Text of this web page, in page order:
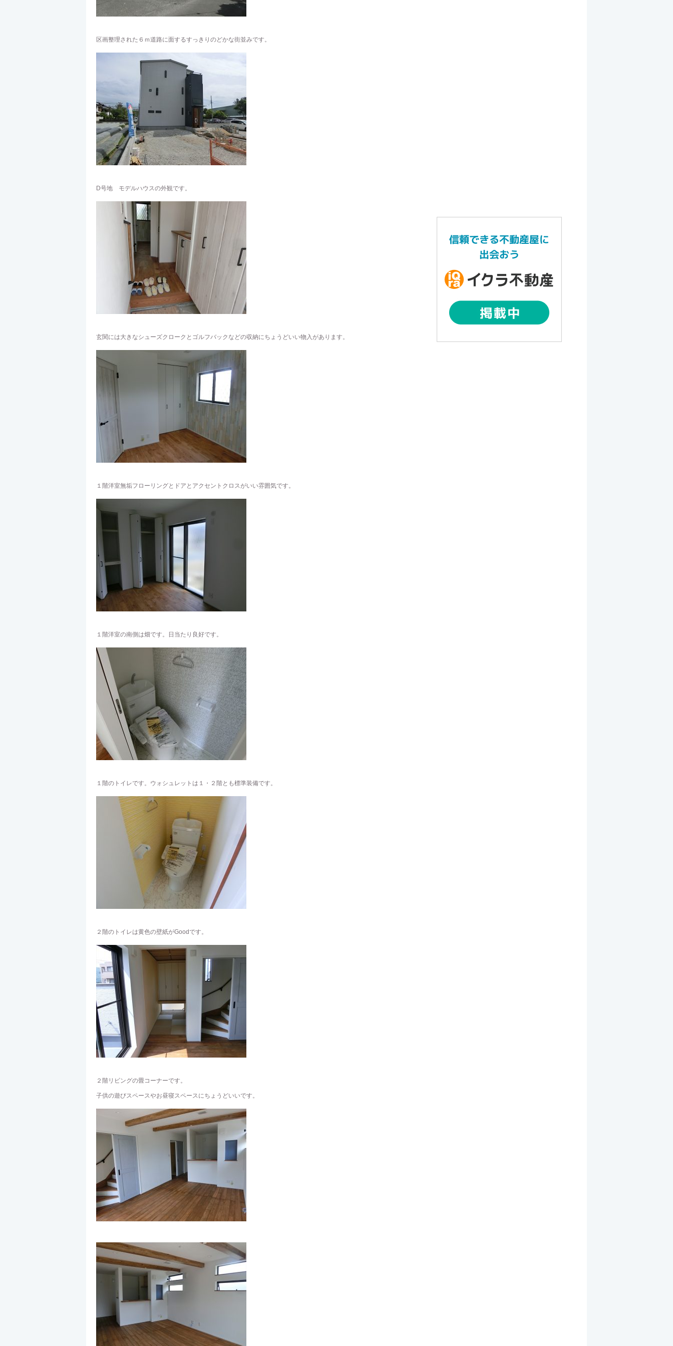
区画整理された６ｍ道路に面するすっきりのどかな街並みです。
D号地 モデルハウスの外観です。
玄関には大きなシューズクロークとゴルフバックなどの収納にちょうどいい物入があります。
１階洋室無垢フローリングとドアとアクセントクロスがいい雰囲気です。
１階洋室の南側は畑です。日当たり良好です。
１階のトイレです。ウォシュレットは１・２階とも標準装備です。
２階のトイレは黄色の壁紙がGoodです。
２階リビングの畳コーナーです。
子供の遊びスペースやお昼寝スペースにちょうどいいです。